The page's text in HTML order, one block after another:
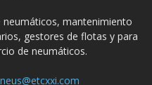
mantenimiento
gestores de flotas y para
de neumáticos.